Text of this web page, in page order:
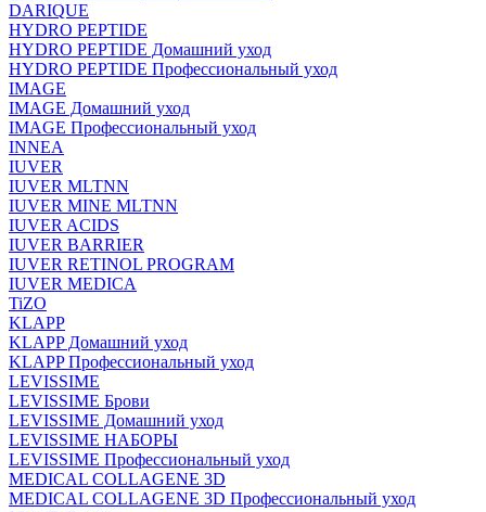
DARIQUE
HYDRO PEPTIDE
HYDRO PEPTIDE Домашний уход
HYDRO PEPTIDE Профессиональный уход
IMAGE
IMAGE Домашний уход
IMAGE Профессиональный уход
INNEA
IUVER
IUVER MLTNN
IUVER MINE MLTNN
IUVER ACIDS
IUVER BARRIER
IUVER RETINOL PROGRAM
IUVER MEDICA
TiZO
KLAPP
KLAPP Домашний уход
KLAPP Профессиональный уход
LEVISSIME
LEVISSIME Брови
LEVISSIME Домашний уход
LEVISSIME НАБОРЫ
LEVISSIME Профессиональный уход
MEDICAL COLLAGENE 3D
MEDICAL COLLAGENE 3D Профессиональный уход